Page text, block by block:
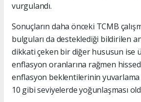
vurgulandı.
Sonuçların daha önceki TCMB
bulguları da desteklediği bildirilen
dikkati çeken bir diğer hususun ise
enflasyon oranlarına rağmen
enflasyon beklentilerinin yuvarlama
10 gibi seviyelerde yoğunlaşması